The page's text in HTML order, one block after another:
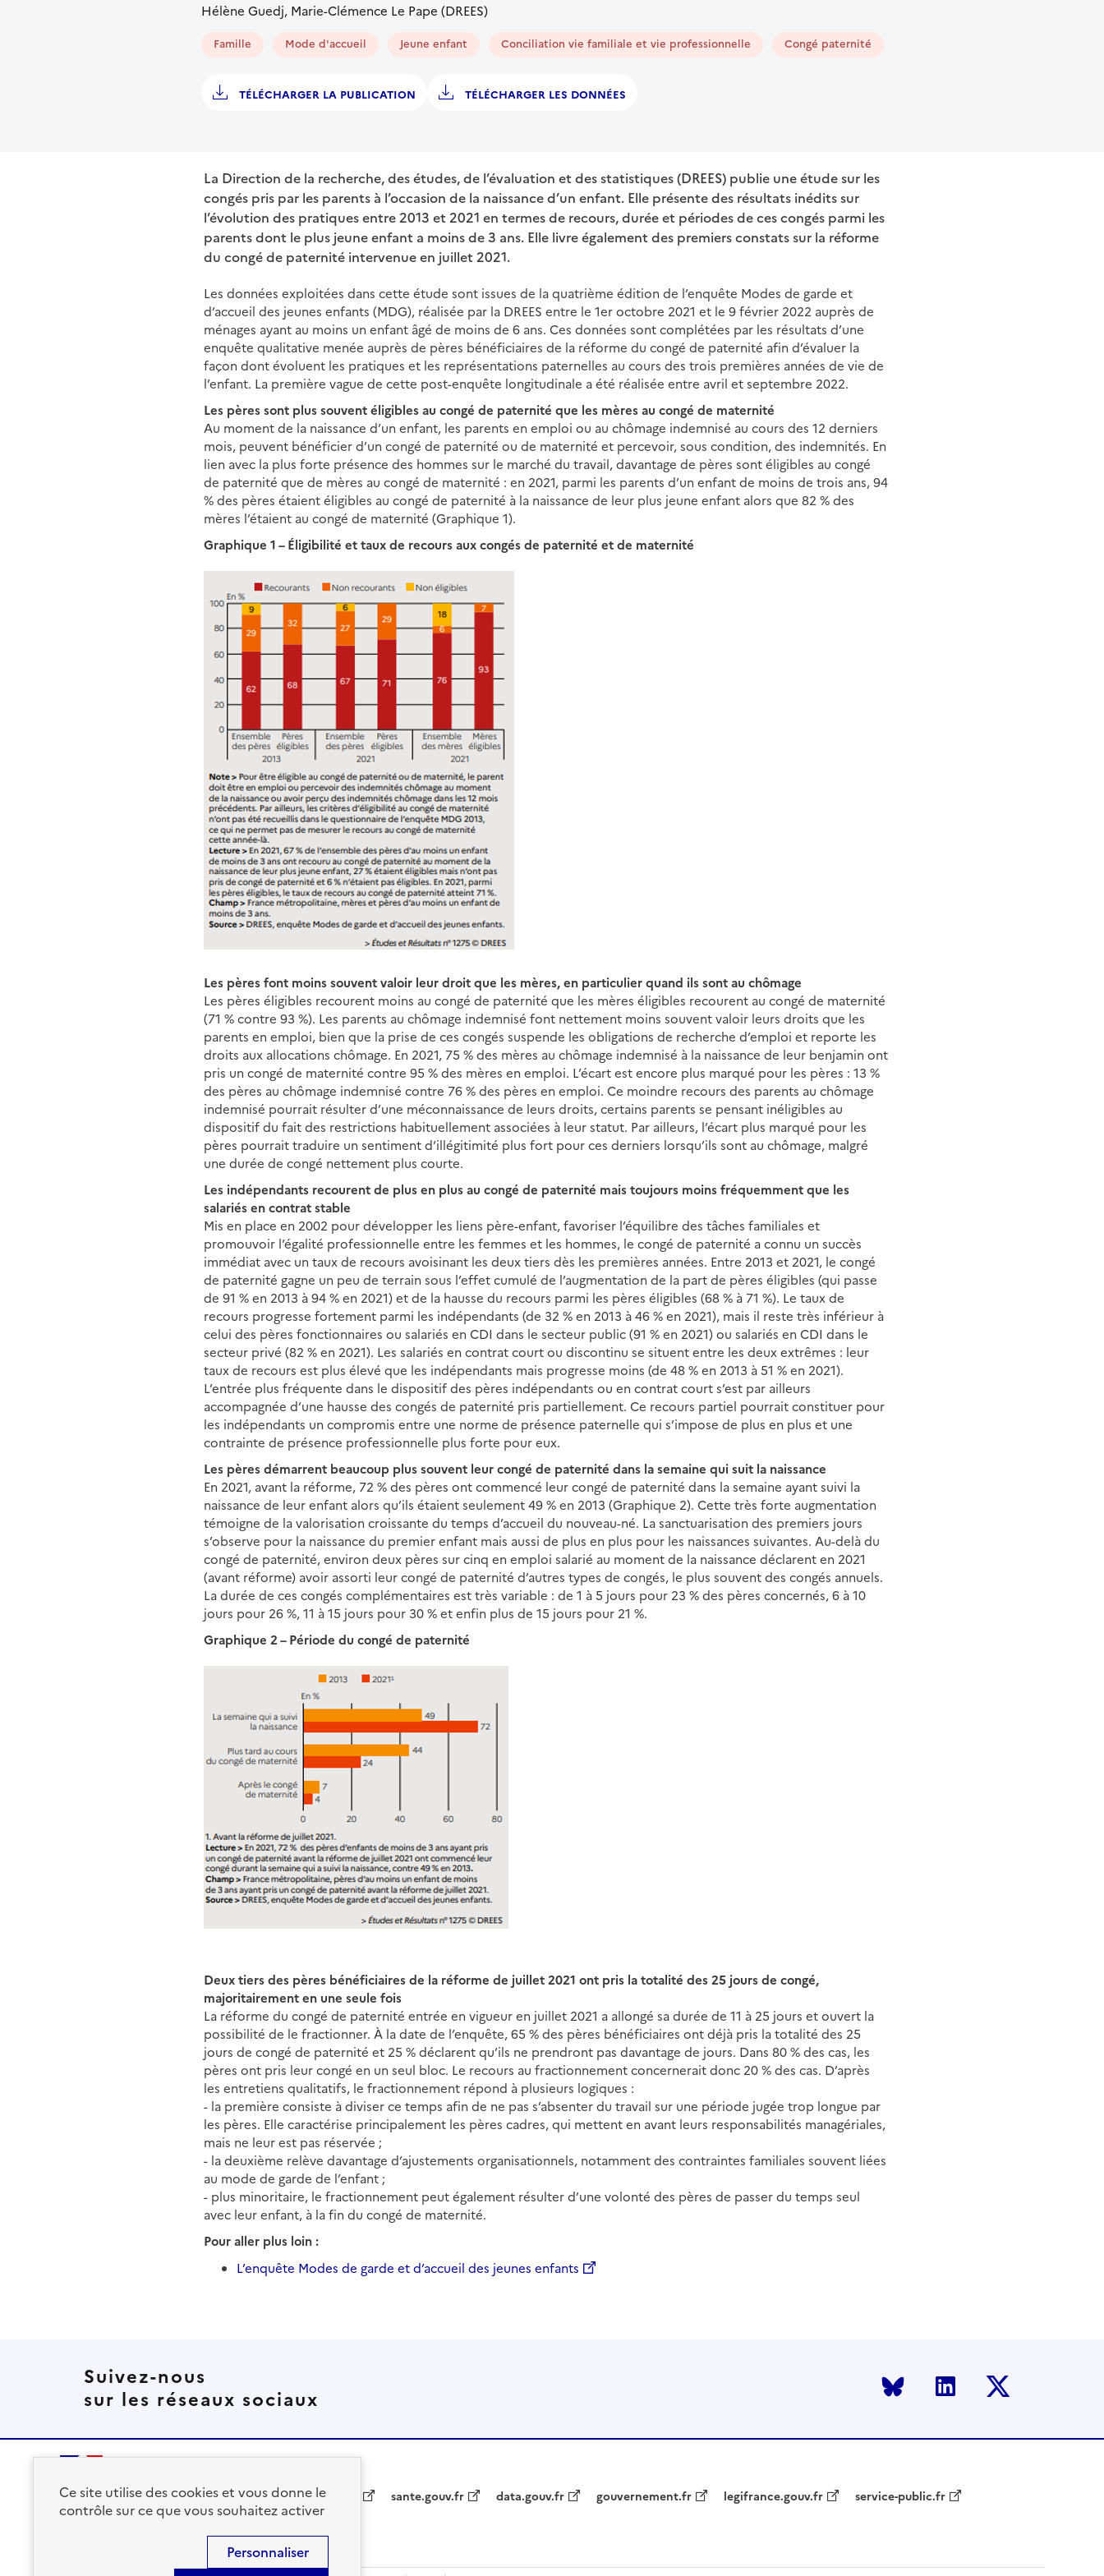
Hélène Guedj, Marie-Clémence Le Pape (DREES)
Famille Mode d'accueil Jeune enfant Conciliation vie familiale et vie professionnelle Congé paternité
TÉLÉCHARGER LA PUBLICATION TÉLÉCHARGER LES DONNÉES
La Direction de la recherche, des études, de l’évaluation et des statistiques (DREES) publie une étude sur les
congés pris par les parents à l’occasion de la naissance d’un enfant. Elle présente des résultats inédits sur
l’évolution des pratiques entre 2013 et 2021 en termes de recours, durée et périodes de ces congés parmi les
parents dont le plus jeune enfant a moins de 3 ans. Elle livre également des premiers constats sur la réforme
du congé de paternité intervenue en juillet 2021.
Les données exploitées dans cette étude sont issues de la quatrième édition de l’enquête Modes de garde et
d’accueil des jeunes enfants (MDG), réalisée par la DREES entre le 1er octobre 2021 et le 9 février 2022 auprès de
ménages ayant au moins un enfant âgé de moins de 6 ans. Ces données sont complétées par les résultats d’une
enquête qualitative menée auprès de pères bénéficiaires de la réforme du congé de paternité afin d’évaluer la
façon dont évoluent les pratiques et les représentations paternelles au cours des trois premières années de vie de
l’enfant. La première vague de cette post-enquête longitudinale a été réalisée entre avril et septembre 2022.
Les pères sont plus souvent éligibles au congé de paternité que les mères au congé de maternité
Au moment de la naissance d’un enfant, les parents en emploi ou au chômage indemnisé au cours des 12 derniers
mois, peuvent bénéficier d’un congé de paternité ou de maternité et percevoir, sous condition, des indemnités. En
lien avec la plus forte présence des hommes sur le marché du travail, davantage de pères sont éligibles au congé
de paternité que de mères au congé de maternité : en 2021, parmi les parents d’un enfant de moins de trois ans, 94
% des pères étaient éligibles au congé de paternité à la naissance de leur plus jeune enfant alors que 82 % des
mères l’étaient au congé de maternité (Graphique 1).
Graphique 1 – Éligibilité et taux de recours aux congés de paternité et de maternité
Les pères font moins souvent valoir leur droit que les mères, en particulier quand ils sont au chômage
Les pères éligibles recourent moins au congé de paternité que les mères éligibles recourent au congé de maternité
(71 % contre 93 %). Les parents au chômage indemnisé font nettement moins souvent valoir leurs droits que les
parents en emploi, bien que la prise de ces congés suspende les obligations de recherche d’emploi et reporte les
droits aux allocations chômage. En 2021, 75 % des mères au chômage indemnisé à la naissance de leur benjamin ont
pris un congé de maternité contre 95 % des mères en emploi. L’écart est encore plus marqué pour les pères : 13 %
des pères au chômage indemnisé contre 76 % des pères en emploi. Ce moindre recours des parents au chômage
indemnisé pourrait résulter d’une méconnaissance de leurs droits, certains parents se pensant inéligibles au
dispositif du fait des restrictions habituellement associées à leur statut. Par ailleurs, l’écart plus marqué pour les
pères pourrait traduire un sentiment d’illégitimité plus fort pour ces derniers lorsqu’ils sont au chômage, malgré
une durée de congé nettement plus courte.
Les indépendants recourent de plus en plus au congé de paternité mais toujours moins fréquemment que les
salariés en contrat stable
Mis en place en 2002 pour développer les liens père-enfant, favoriser l’équilibre des tâches familiales et
promouvoir l’égalité professionnelle entre les femmes et les hommes, le congé de paternité a connu un succès
immédiat avec un taux de recours avoisinant les deux tiers dès les premières années. Entre 2013 et 2021, le congé
de paternité gagne un peu de terrain sous l’effet cumulé de l’augmentation de la part de pères éligibles (qui passe
de 91 % en 2013 à 94 % en 2021) et de la hausse du recours parmi les pères éligibles (68 % à 71 %). Le taux de
recours progresse fortement parmi les indépendants (de 32 % en 2013 à 46 % en 2021), mais il reste très inférieur à
celui des pères fonctionnaires ou salariés en CDI dans le secteur public (91 % en 2021) ou salariés en CDI dans le
secteur privé (82 % en 2021). Les salariés en contrat court ou discontinu se situent entre les deux extrêmes : leur
taux de recours est plus élevé que les indépendants mais progresse moins (de 48 % en 2013 à 51 % en 2021).
L’entrée plus fréquente dans le dispositif des pères indépendants ou en contrat court s’est par ailleurs
accompagnée d’une hausse des congés de paternité pris partiellement. Ce recours partiel pourrait constituer pour
les indépendants un compromis entre une norme de présence paternelle qui s’impose de plus en plus et une
contrainte de présence professionnelle plus forte pour eux.
Les pères démarrent beaucoup plus souvent leur congé de paternité dans la semaine qui suit la naissance
En 2021, avant la réforme, 72 % des pères ont commencé leur congé de paternité dans la semaine ayant suivi la
naissance de leur enfant alors qu’ils étaient seulement 49 % en 2013 (Graphique 2). Cette très forte augmentation
témoigne de la valorisation croissante du temps d’accueil du nouveau-né. La sanctuarisation des premiers jours
s’observe pour la naissance du premier enfant mais aussi de plus en plus pour les naissances suivantes. Au-delà du
congé de paternité, environ deux pères sur cinq en emploi salarié au moment de la naissance déclarent en 2021
(avant réforme) avoir assorti leur congé de paternité d’autres types de congés, le plus souvent des congés annuels.
La durée de ces congés complémentaires est très variable : de 1 à 5 jours pour 23 % des pères concernés, 6 à 10
jours pour 26 %, 11 à 15 jours pour 30 % et enfin plus de 15 jours pour 21 %.
Graphique 2 – Période du congé de paternité
Deux tiers des pères bénéficiaires de la réforme de juillet 2021 ont pris la totalité des 25 jours de congé,
majoritairement en une seule fois
La réforme du congé de paternité entrée en vigueur en juillet 2021 a allongé sa durée de 11 à 25 jours et ouvert la
possibilité de le fractionner. À la date de l’enquête, 65 % des pères bénéficiaires ont déjà pris la totalité des 25
jours de congé de paternité et 25 % déclarent qu’ils ne prendront pas davantage de jours. Dans 80 % des cas, les
pères ont pris leur congé en un seul bloc. Le recours au fractionnement concernerait donc 20 % des cas. D’après
les entretiens qualitatifs, le fractionnement répond à plusieurs logiques :
- la première consiste à diviser ce temps afin de ne pas s’absenter du travail sur une période jugée trop longue par
les pères. Elle caractérise principalement les pères cadres, qui mettent en avant leurs responsabilités managériales,
mais ne leur est pas réservée ;
- la deuxième relève davantage d’ajustements organisationnels, notamment des contraintes familiales souvent liées
au mode de garde de l’enfant ;
- plus minoritaire, le fractionnement peut également résulter d’une volonté des pères de passer du temps seul
avec leur enfant, à la fin du congé de maternité.
Pour aller plus loin :
L’enquête Modes de garde et d’accueil des jeunes enfants
Suivez-nous
sur les réseaux sociaux
Bluesky LinkedInTwitter
solidarites.gouv.fr sante.gouv.fr data.gouv.fr gouvernement.fr legifrance.gouv.fr service-public.fr
Ce site utilise des cookies et vous donne le
contrôle sur ce que vous souhaitez activer
Personnaliser